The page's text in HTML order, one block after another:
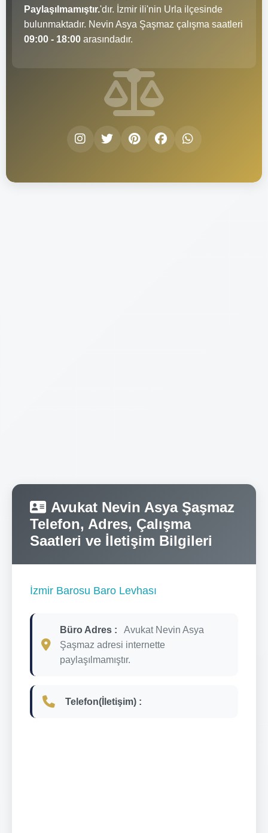
Paylaşılmamıştır.'dır. İzmir ili'nin Urla ilçesinde
bulunmaktadır. Nevin Asya Şaşmaz çalışma saatleri
09:00 - 18:00 arasındadır.
Avukat Nevin Asya Şaşmaz
Telefon, Adres, Çalışma
Saatleri ve İletişim Bilgileri
İzmir Barosu Baro Levhası
Büro Adres :
Avukat Nevin Asya
Şaşmaz adresi internette
paylaşılmamıştır.
Telefon(İletişim) :